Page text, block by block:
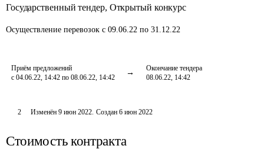
Государственный тендер, Открытый конкурс
Осуществление перевозок с 09.06.22 по 31.12.22
Приём предложений
с 04.06.22, 14:42 по 08.06.22, 14:42
Окончание тендера
08.06.22, 14:42
2 Изменён 9 июн 2022. Создан 6 июн 2022
Стоимость контракта